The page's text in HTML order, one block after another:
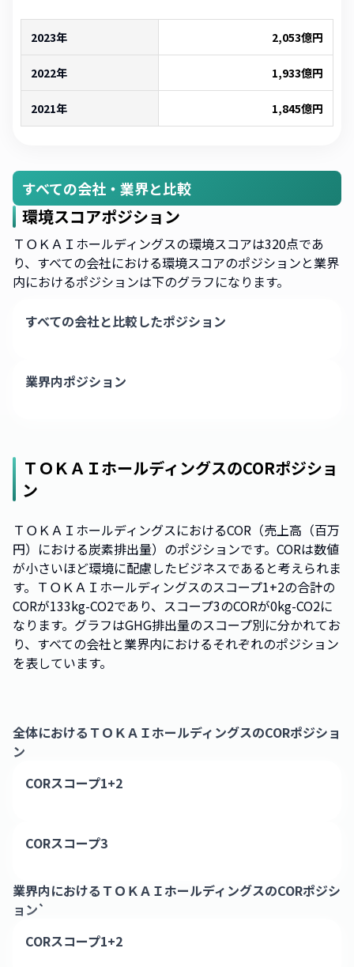
2023年 2,053億円
2022年 1,933億円
2021年 1,845億円
すべての会社・業界と比較
環境スコアポジション
ＴＯＫＡＩホールディングスの環境スコアは320点であ
り、すべての会社における環境スコアのポジションと業界
内におけるポジションは下のグラフになります。
すべての会社と比較したポジション
業界内ポジション
ＴＯＫＡＩホールディングスのCORポジショ
ン
ＴＯＫＡＩホールディングスにおけるCOR（売上高（百万
円）における炭素排出量）のポジションです。CORは数値
が小さいほど環境に配慮したビジネスであると考えられま
す。ＴＯＫＡＩホールディングスのスコープ1+2の合計の
CORが133kg-CO2であり、スコープ3のCORが0kg-CO2に
なります。グラフはGHG排出量のスコープ別に分かれてお
り、すべての会社と業界内におけるそれぞれのポジション
を表しています。
全体におけるＴＯＫＡＩホールディングスのCORポジショ
ン
CORスコープ1+2
CORスコープ3
業界内におけるＴＯＫＡＩホールディングスのCORポジシ
ョン`
CORスコープ1+2